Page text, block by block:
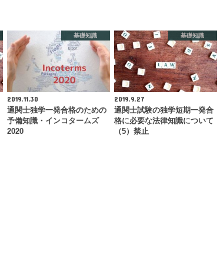
基礎知識
2019.11.30
通関士独学一発合格のための
予備知識・インコタームズ
2020
基礎知識
2019.9.27
通関士試験の独学短期一発合
格に必要な法律知識について
（5）禁止